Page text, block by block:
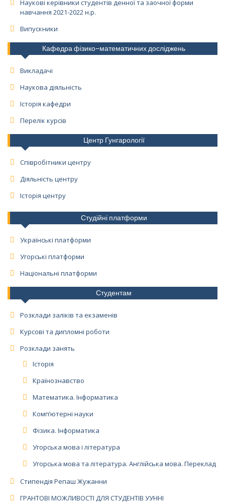
Наукові керівники студентів денної та заочної форми
навчання 2021-2022 н.р.
Випускники
Кафедра фізико-математичних досліджень
Викладачі
Наукова діяльність
Історія кафедри
Перелік курсів
Центр Гунгарології
Співробітники центру
Діяльність центру
Історія центру
Студійні платформи
Українські платформи
Угорські платформи
Національні платформи
Студентам
Розклади заліків та екзаменів
Курсові та дипломні роботи
Розклади занять
Історія
Країнознавство
Математика. Інформатика
Комп’ютерні науки
Фізика. Інформатика
Угорська мова і література
Угорська мова та література. Англійська мова. Переклад
Стипендія Репаш Жужанни
ГРАНТОВІ МОЖЛИВОСТІ ДЛЯ СТУДЕНТІВ УУННІ